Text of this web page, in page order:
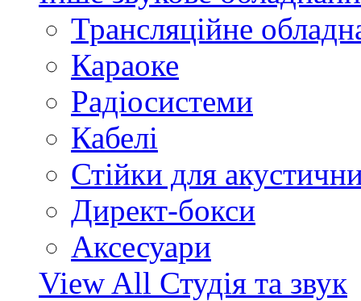
Трансляційне
Караоке
Радіосистеми
Кабелі
Стійки для
Директ-бокси
Аксесуари
View All Студія та звук